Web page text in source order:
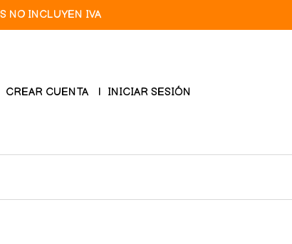
NO INCLUYEN IVA
CREAR CUENTA INICIAR SESIÓN